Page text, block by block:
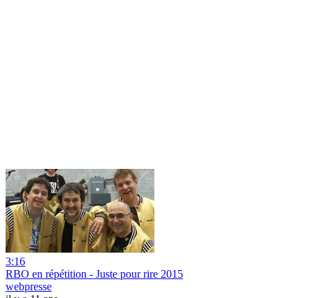
3:16
RBO en répétition - Juste pour rire 2015
webpresse